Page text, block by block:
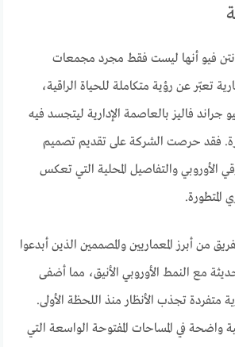
فيو أنها ليست فقط مجرد مجمعات
تعبّر عن رؤية متكاملة للحياة الراقية،
جراند فاليز بالعاصمة الإدارية ليتجسد فيه
فقد حرصت الشركة على تقديم تصميم
الأوروبي والتفاصيل المحلية التي تعكس
المتطورة.
من أبرز المعماريين والمصممين الذين أبدعوا
مع النمط الأوروبي الأنيق، مما أضفى
متفردة تجذب الأنظار منذ اللحظة الأولى.
واضحة في المساحات المفتوحة الواسعة التي